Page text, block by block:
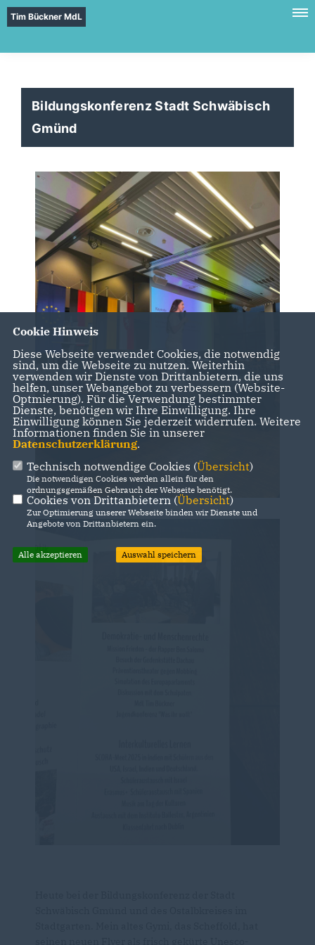
Tim Bückner MdL
Bildungskonferenz Stadt Schwäbisch
Gmünd
Cookie Hinweis
Diese Webseite verwendet Cookies, die notwendig
sind, um die Webseite zu nutzen. Weiterhin
verwenden wir Dienste von Drittanbietern, die uns
helfen, unser Webangebot zu verbessern (Website-
Optmierung). Für die Verwendung bestimmter
Dienste, benötigen wir Ihre Einwilligung. Ihre
Einwilligung können Sie jederzeit widerrufen. Weitere
Informationen finden Sie in unserer
Datenschutzerklärung.
Technisch notwendige Cookies (Übersicht)
Die notwendigen Cookies werden allein für den
ordnungsgemäßen Gebrauch der Webseite benötigt.
Cookies von Drittanbietern (Übersicht)
Zur Optimierung unserer Webseite binden wir Dienste und
Angebote von Drittanbietern ein.
Alle akzeptieren Auswahl speichern